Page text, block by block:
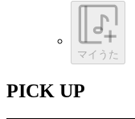
マイうた
PICK UP